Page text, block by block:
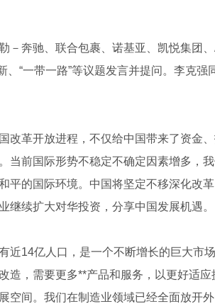
赁-佳能5255 成都复印机租赁-佳能
－奔驰、联合包裹、诺基亚、凯悦集团
“一带一路”等议题发言并提问。李克强
改革开放进程，不仅给中国带来了资金
当前国际形势不稳定不确定因素增多，
平的国际环境。中国将坚定不移深化改
续扩大对华投资，分享中国发展机遇。
14亿人口，是一个不断增长的巨大市场
造，需要更多**产品和服务，以更好适应
空间。我们在制造业领域已经全面放开